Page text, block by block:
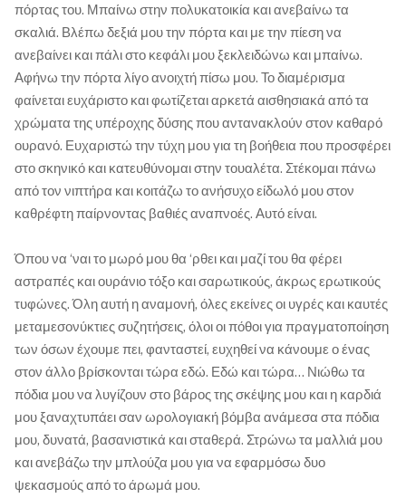
πόρτας του. Μπαίνω στην πολυκατοικία και ανεβαίνω τα
σκαλιά. Βλέπω δεξιά μου την πόρτα και με την πίεση να
ανεβαίνει και πάλι στο κεφάλι μου ξεκλειδώνω και μπαίνω.
Αφήνω την πόρτα λίγο ανοιχτή πίσω μου. Το διαμέρισμα
φαίνεται ευχάριστο και φωτίζεται αρκετά αισθησιακά από τα
χρώματα της υπέροχης δύσης που αντανακλούν στον καθαρό
ουρανό. Ευχαριστώ την τύχη μου για τη βοήθεια που προσφέρει
στο σκηνικό και κατευθύνομαι στην τουαλέτα. Στέκομαι πάνω
από τον νιπτήρα και κοιτάζω το ανήσυχο είδωλό μου στον
καθρέφτη παίρνοντας βαθιές αναπνοές. Αυτό είναι.
Όπου να ‘ναι το μωρό μου θα ‘ρθει και μαζί του θα φέρει
αστραπές και ουράνιο τόξο και σαρωτικούς, άκρως ερωτικούς
τυφώνες. Όλη αυτή η αναμονή, όλες εκείνες οι υγρές και καυτές
μεταμεσονύκτιες συζητήσεις, όλοι οι πόθοι για πραγματοποίηση
των όσων έχουμε πει, φανταστεί, ευχηθεί να κάνουμε ο ένας
στον άλλο βρίσκονται τώρα εδώ. Εδώ και τώρα… Νιώθω τα
πόδια μου να λυγίζουν στο βάρος της σκέψης μου και η καρδιά
μου ξαναχτυπάει σαν ωρολογιακή βόμβα ανάμεσα στα πόδια
μου, δυνατά, βασανιστικά και σταθερά. Στρώνω τα μαλλιά μου
και ανεβάζω την μπλούζα μου για να εφαρμόσω δυο
ψεκασμούς από το άρωμά μου.